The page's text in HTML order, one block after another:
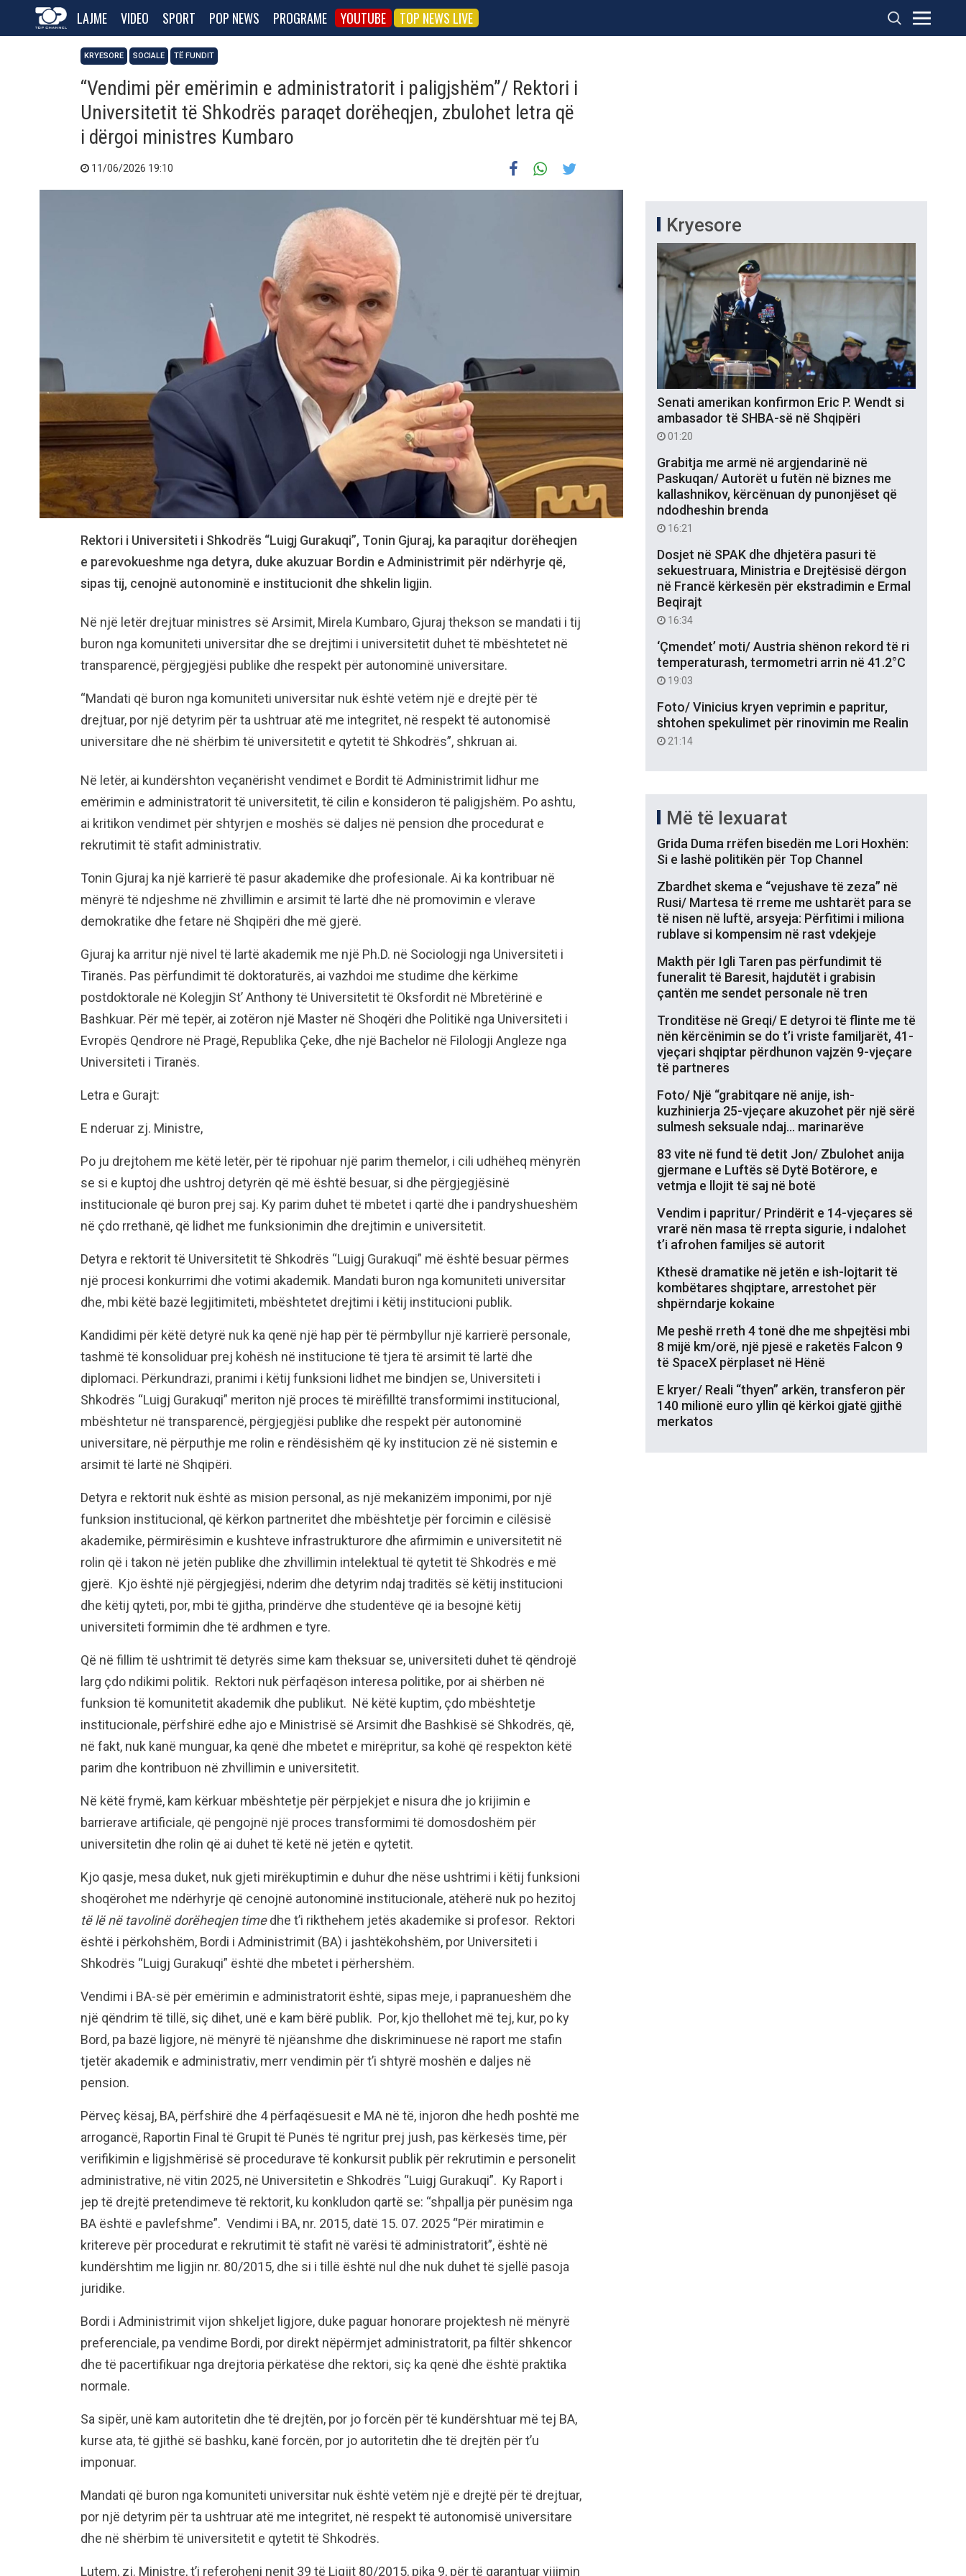
LAJME VIDEO SPORT POP NEWS PROGRAME YOUTUBE TOP NEWS LIVE
KRYESORE SOCIALE TË FUNDIT
“Vendimi për emërimin e administratorit i paligjshëm”/ Rektori i
Universitetit të Shkodrës paraqet dorëheqjen, zbulohet letra që
i dërgoi ministres Kumbaro
11/06/2026 19:10
Rektori i Universiteti i Shkodrës “Luigj Gurakuqi”, Tonin Gjuraj, ka paraqitur dorëheqjen
e parevokueshme nga detyra, duke akuzuar Bordin e Administrimit për ndërhyrje që,
sipas tij, cenojnë autonominë e institucionit dhe shkelin ligjin.
Në një letër drejtuar ministres së Arsimit, Mirela Kumbaro, Gjuraj thekson se mandati i tij
buron nga komuniteti universitar dhe se drejtimi i universitetit duhet të mbështetet në
transparencë, përgjegjësi publike dhe respekt për autonominë universitare.
“Mandati që buron nga komuniteti universitar nuk është vetëm një e drejtë për të
drejtuar, por një detyrim për ta ushtruar atë me integritet, në respekt të autonomisë
universitare dhe në shërbim të universitetit e qytetit të Shkodrës”, shkruan ai.
Në letër, ai kundërshton veçanërisht vendimet e Bordit të Administrimit lidhur me
emërimin e administratorit të universitetit, të cilin e konsideron të paligjshëm. Po ashtu,
ai kritikon vendimet për shtyrjen e moshës së daljes në pension dhe procedurat e
rekrutimit të stafit administrativ.
Tonin Gjuraj ka një karrierë të pasur akademike dhe profesionale. Ai ka kontribuar në
mënyrë të ndjeshme në zhvillimin e arsimit të lartë dhe në promovimin e vlerave
demokratike dhe fetare në Shqipëri dhe më gjerë.
Gjuraj ka arritur një nivel të lartë akademik me një Ph.D. në Sociologji nga Universiteti i
Tiranës. Pas përfundimit të doktoraturës, ai vazhdoi me studime dhe kërkime
postdoktorale në Kolegjin St’ Anthony të Universitetit të Oksfordit në Mbretërinë e
Bashkuar. Për më tepër, ai zotëron një Master në Shoqëri dhe Politikë nga Universiteti i
Evropës Qendrore në Pragë, Republika Çeke, dhe një Bachelor në Filologji Angleze nga
Universiteti i Tiranës.
Letra e Gurajt:
E nderuar zj. Ministre,
Po ju drejtohem me këtë letër, për të ripohuar një parim themelor, i cili udhëheq mënyrën
se si e kuptoj dhe ushtroj detyrën që më është besuar, si dhe përgjegjësinë
institucionale që buron prej saj. Ky parim duhet të mbetet i qartë dhe i pandryshueshëm
në çdo rrethanë, që lidhet me funksionimin dhe drejtimin e universitetit.
Detyra e rektorit të Universitetit të Shkodrës “Luigj Gurakuqi” më është besuar përmes
një procesi konkurrimi dhe votimi akademik. Mandati buron nga komuniteti universitar
dhe, mbi këtë bazë legjitimiteti, mbështetet drejtimi i këtij institucioni publik.
Kandidimi për këtë detyrë nuk ka qenë një hap për të përmbyllur një karrierë personale,
tashmë të konsoliduar prej kohësh në institucione të tjera të arsimit të lartë dhe
diplomaci. Përkundrazi, pranimi i këtij funksioni lidhet me bindjen se, Universiteti i
Shkodrës “Luigj Gurakuqi” meriton një proces të mirëfilltë transformimi institucional,
mbështetur në transparencë, përgjegjësi publike dhe respekt për autonominë
universitare, në përputhje me rolin e rëndësishëm që ky institucion zë në sistemin e
arsimit të lartë në Shqipëri.
Detyra e rektorit nuk është as mision personal, as një mekanizëm imponimi, por një
funksion institucional, që kërkon partneritet dhe mbështetje për forcimin e cilësisë
akademike, përmirësimin e kushteve infrastrukturore dhe afirmimin e universitetit në
rolin që i takon në jetën publike dhe zhvillimin intelektual të qytetit të Shkodrës e më
gjerë. Kjo është një përgjegjësi, nderim dhe detyrim ndaj traditës së këtij institucioni
dhe këtij qyteti, por, mbi të gjitha, prindërve dhe studentëve që ia besojnë këtij
universiteti formimin dhe të ardhmen e tyre.
Që në fillim të ushtrimit të detyrës sime kam theksuar se, universiteti duhet të qëndrojë
larg çdo ndikimi politik. Rektori nuk përfaqëson interesa politike, por ai shërben në
funksion të komunitetit akademik dhe publikut. Në këtë kuptim, çdo mbështetje
institucionale, përfshirë edhe ajo e Ministrisë së Arsimit dhe Bashkisë së Shkodrës, që,
në fakt, nuk kanë munguar, ka qenë dhe mbetet e mirëpritur, sa kohë që respekton këtë
parim dhe kontribuon në zhvillimin e universitetit.
Në këtë frymë, kam kërkuar mbështetje për përpjekjet e nisura dhe jo krijimin e
barrierave artificiale, që pengojnë një proces transformimi të domosdoshëm për
universitetin dhe rolin që ai duhet të ketë në jetën e qytetit.
Kjo qasje, mesa duket, nuk gjeti mirëkuptimin e duhur dhe nëse ushtrimi i këtij funksioni
shoqërohet me ndërhyrje që cenojnë autonominë institucionale, atëherë nuk po hezitoj
të lë në tavolinë dorëheqjen timedhe t’i rikthehem jetës akademike si profesor. Rektori
është i përkohshëm, Bordi i Administrimit (BA) i jashtëkohshëm, por Universiteti i
Shkodrës “Luigj Gurakuqi” është dhe mbetet i përhershëm.
Vendimi i BA-së për emërimin e administratorit është, sipas meje, i papranueshëm dhe
një qëndrim të tillë, siç dihet, unë e kam bërë publik. Por, kjo thellohet më tej, kur, po ky
Bord, pa bazë ligjore, në mënyrë të njëanshme dhe diskriminuese në raport me stafin
tjetër akademik e administrativ, merr vendimin për t’i shtyrë moshën e daljes në
pension.
Përveç kësaj, BA, përfshirë dhe 4 përfaqësuesit e MA në të, injoron dhe hedh poshtë me
arrogancë, Raportin Final të Grupit të Punës të ngritur prej jush, pas kërkesës time, për
verifikimin e ligjshmërisë së procedurave të konkursit publik për rekrutimin e personelit
administrative, në vitin 2025, në Universitetin e Shkodrës “Luigj Gurakuqi”. Ky Raport i
jep të drejtë pretendimeve të rektorit, ku konkludon qartë se: “shpallja për punësim nga
BA është e pavlefshme”. Vendimi i BA, nr. 2015, datë 15. 07. 2025 “Për miratimin e
kritereve për procedurat e rekrutimit të stafit në varësi të administratorit”, është në
kundërshtim me ligjin nr. 80/2015, dhe si i tillë është nul dhe nuk duhet të sjellë pasoja
juridike.
Bordi i Administrimit vijon shkeljet ligjore, duke paguar honorare projektesh në mënyrë
preferenciale, pa vendime Bordi, por direkt nëpërmjet administratorit, pa filtër shkencor
dhe të pacertifikuar nga drejtoria përkatëse dhe rektori, siç ka qenë dhe është praktika
normale.
Sa sipër, unë kam autoritetin dhe të drejtën, por jo forcën për të kundërshtuar më tej BA,
kurse ata, të gjithë së bashku, kanë forcën, por jo autoritetin dhe të drejtën për t’u
imponuar.
Mandati që buron nga komuniteti universitar nuk është vetëm një e drejtë për të drejtuar,
por një detyrim për ta ushtruar atë me integritet, në respekt të autonomisë universitare
dhe në shërbim të universitetit e qytetit të Shkodrës.
Lutem, zj. Ministre, t’i referoheni nenit 39 të Ligjit 80/2015, pika 9, për të garantuar vijimin
Kryesore
Senati amerikan konfirmon Eric P. Wendt si
ambasador të SHBA-së në Shqipëri
01:20
Grabitja me armë në argjendarinë në
Paskuqan/ Autorët u futën në biznes me
kallashnikov, kërcënuan dy punonjëset që
ndodheshin brenda
16:21
Dosjet në SPAK dhe dhjetëra pasuri të
sekuestruara, Ministria e Drejtësisë dërgon
në Francë kërkesën për ekstradimin e Ermal
Beqirajt
16:34
‘Çmendet’ moti/ Austria shënon rekord të ri
temperaturash, termometri arrin në 41.2°C
19:03
Foto/ Vinicius kryen veprimin e papritur,
shtohen spekulimet për rinovimin me Realin
21:14
Më të lexuarat
Grida Duma rrëfen bisedën me Lori Hoxhën:
Si e lashë politikën për Top Channel
Zbardhet skema e “vejushave të zeza” në
Rusi/ Martesa të rreme me ushtarët para se
të nisen në luftë, arsyeja: Përfitimi i miliona
rublave si kompensim në rast vdekjeje
Makth për Igli Taren pas përfundimit të
funeralit të Baresit, hajdutët i grabisin
çantën me sendet personale në tren
Tronditëse në Greqi/ E detyroi të flinte me të
nën kërcënimin se do t’i vriste familjarët, 41-
vjeçari shqiptar përdhunon vajzën 9-vjeçare
të partneres
Foto/ Një “grabitqare në anije, ish-
kuzhinierja 25-vjeçare akuzohet për një sërë
sulmesh seksuale ndaj… marinarëve
83 vite në fund të detit Jon/ Zbulohet anija
gjermane e Luftës së Dytë Botërore, e
vetmja e llojit të saj në botë
Vendim i papritur/ Prindërit e 14-vjeçares së
vrarë nën masa të rrepta sigurie, i ndalohet
t’i afrohen familjes së autorit
Kthesë dramatike në jetën e ish-lojtarit të
kombëtares shqiptare, arrestohet për
shpërndarje kokaine
Me peshë rreth 4 tonë dhe me shpejtësi mbi
8 mijë km/orë, një pjesë e raketës Falcon 9
të SpaceX përplaset në Hënë
E kryer/ Reali “thyen” arkën, transferon për
140 milionë euro yllin që kërkoi gjatë gjithë
merkatos